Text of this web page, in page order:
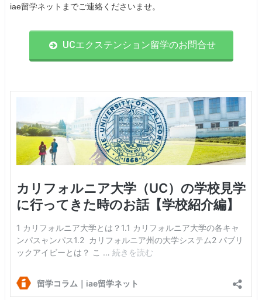
iae留学ネットまでご連絡くださいませ。
UCエクステンション留学のお問合せ